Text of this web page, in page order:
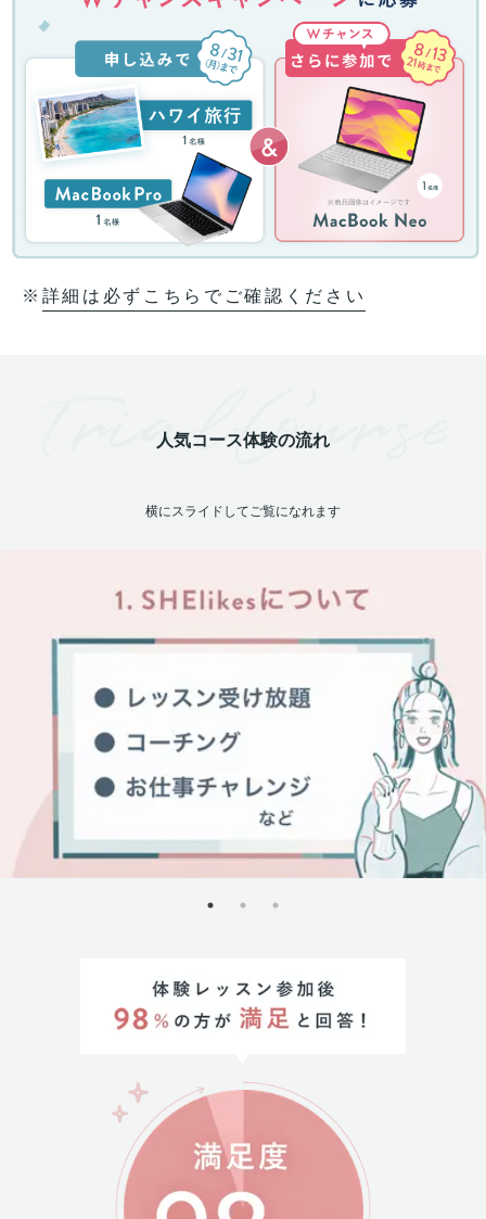
※ 詳細は必ずこちらでご確認ください
人気コース体験の流れ
横にスライドしてご覧になれます